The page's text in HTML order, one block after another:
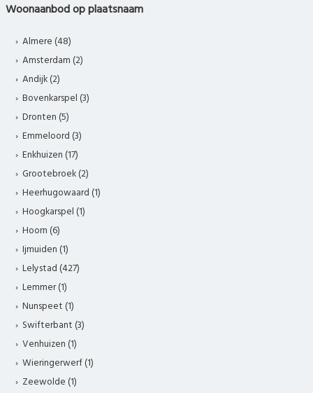
Woonaanbod op plaatsnaam
Almere (48)
Amsterdam (2)
Andijk (2)
Bovenkarspel (3)
Dronten (5)
Emmeloord (3)
Enkhuizen (17)
Grootebroek (2)
Heerhugowaard (1)
Hoogkarspel (1)
Hoorn (6)
Ijmuiden (1)
Lelystad (427)
Lemmer (1)
Nunspeet (1)
Swifterbant (3)
Venhuizen (1)
Wieringerwerf (1)
Zeewolde (1)